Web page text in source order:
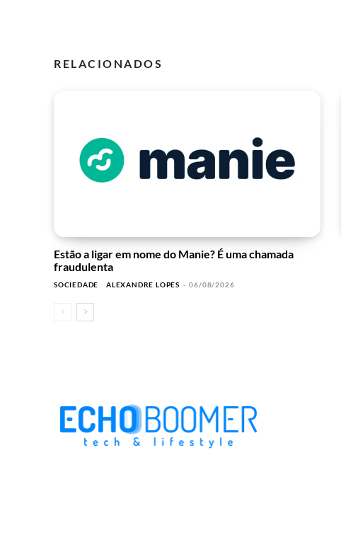
RELACIONADOS
Estão a ligar em nome do Manie? É uma chamada
fraudulenta
SOCIEDADE ALEXANDRE LOPES - 06/08/2026